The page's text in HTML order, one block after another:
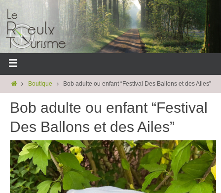
Boutique Bob adulte ou enfant “Festival Des Ballons et des Ailes”
Bob adulte ou enfant “Festival
Des Ballons et des Ailes”